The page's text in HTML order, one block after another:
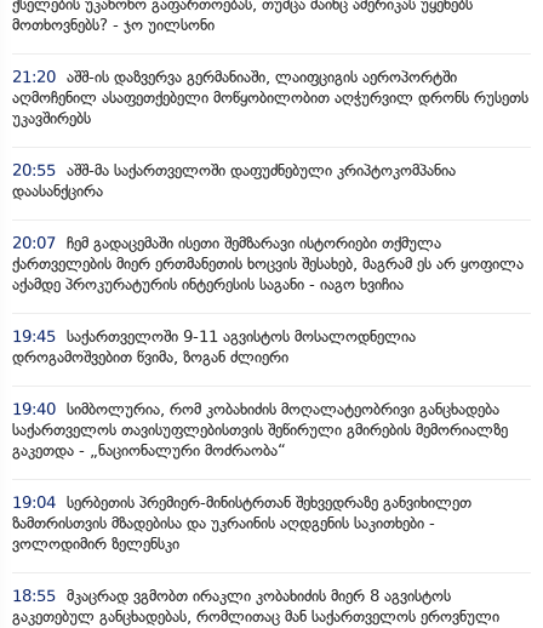
ქსელების უკანონო გაფართოებას, თუმცა მაინც ამერიკას უყენებს
მოთხოვნებს? - ჯო უილსონი
21:20 აშშ-ის დაზვერვა გერმანიაში, ლაიფციგის აეროპორტში
აღმოჩენილ ასაფეთქებელი მოწყობილობით აღჭურვილ დრონს რუსეთს
უკავშირებს
20:55 აშშ-მა საქართველოში დაფუძნებული კრიპტოკომპანია
დაასანქცირა
20:07 ჩემ გადაცემაში ისეთი შემზარავი ისტორიები თქმულა
ქართველების მიერ ერთმანეთის ხოცვის შესახებ, მაგრამ ეს არ ყოფილა
აქამდე პროკურატურის ინტერესის საგანი - იაგო ხვიჩია
19:45 საქართველოში 9-11 აგვისტოს მოსალოდნელია
დროგამოშვებით წვიმა, ზოგან ძლიერი
19:40 სიმბოლურია, რომ კობახიძის მოღალატეობრივი განცხადება
საქართველოს თავისუფლებისთვის შეწირული გმირების მემორიალზე
გაკეთდა - „ნაციონალური მოძრაობა“
19:04 სერბეთის პრემიერ-მინისტრთან შეხვედრაზე განვიხილეთ
ზამთრისთვის მზადებისა და უკრაინის აღდგენის საკითხები -
ვოლოდიმირ ზელენსკი
18:55 მკაცრად ვგმობთ ირაკლი კობახიძის მიერ 8 აგვისტოს
გაკეთებულ განცხადებას, რომლითაც მან საქართველოს ეროვნული